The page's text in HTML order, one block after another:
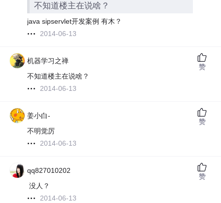
不知道楼主在说啥？
java sipservlet开发案例 有木？
2014-06-13
机器学习之禅
不知道楼主在说啥？
2014-06-13
赞
姜小白-
不明觉厉
2014-06-13
赞
qq827010202
没人？
2014-06-13
赞